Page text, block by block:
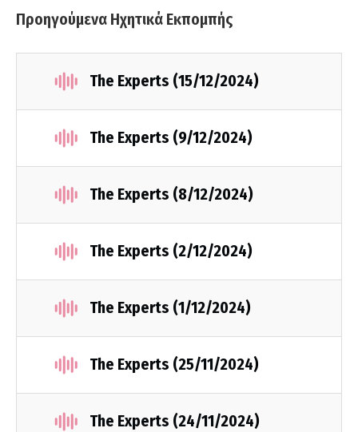
Προηγούμενα Ηχητικά Εκπομπής
The Experts (15/12/2024)
The Experts (9/12/2024)
The Experts (8/12/2024)
The Experts (2/12/2024)
The Experts (1/12/2024)
The Experts (25/11/2024)
The Experts (24/11/2024)